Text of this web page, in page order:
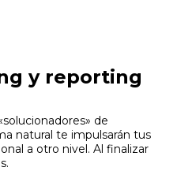
y reporting
de
natural te impulsarán tus
a otro nivel. Al finalizar